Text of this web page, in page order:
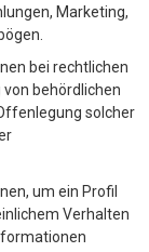
Marketing,
bei rechtlichen
behördlichen
solcher
um ein Profil
Verhalten